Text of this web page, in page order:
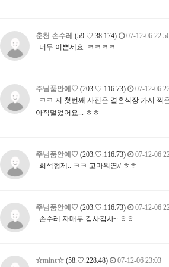
춘천 손수레 (59.♡.38.174)
07-12-06
너무 이쁜세요 ㅋㅋㅋㅋ
주님품안에♡ (203.♡.116.73)
07-12-06
ㅋㅋ 저 첫번째 사진은 결혼식장 가서 찍
아직멀었어요... ㅎㅎ
주님품안에♡ (203.♡.116.73)
07-12-06
희석형제.. ㅋㅋ 고마워염// ㅎㅎ
주님품안에♡ (203.♡.116.73)
07-12-06
손수레 자매두 감사감사~ ㅎㅎ
☆mint☆ (58.♡.228.48) 07-12-06 23:03